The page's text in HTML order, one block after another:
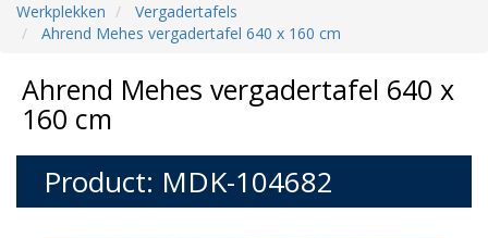
Werkplekken
Vergadertafels
Ahrend Mehes vergadertafel 640 x 160 cm
Ahrend Mehes vergadertafel 640 x
160 cm
Product: MDK-104682